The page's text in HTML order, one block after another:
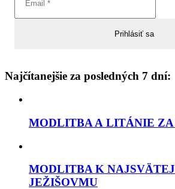
Najčítanejšie za posledných 7 dní:
MODLITBA A LITÁNIE
MODLITBA K
JEŽIŠOVMU